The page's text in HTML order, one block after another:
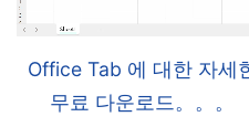
Office Tab 에 대한 자세
무료 다운로드。。。